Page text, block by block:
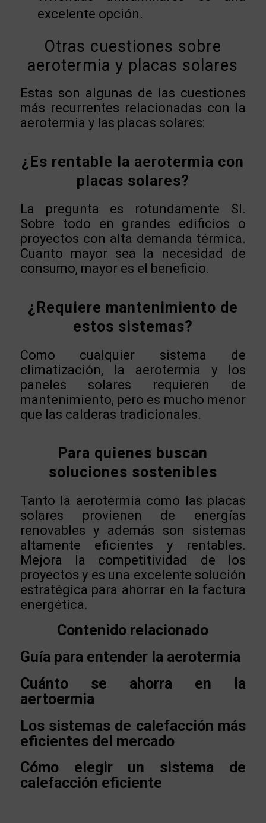
excelente opción.
Otras cuestiones sobre
aerotermia y placas solares
Estas son algunas de las cuestiones
más recurrentes relacionadas con la
aerotermia y las placas solares:
¿Es rentable la aerotermia con
placas solares?
La pregunta es rotundamente SI.
Sobre todo en grandes edificios o
proyectos con alta demanda térmica.
Cuanto mayor sea la necesidad de
consumo, mayor es el beneficio.
¿Requiere mantenimiento de
estos sistemas?
Como cualquier sistema de
climatización, la aerotermia y los
paneles solares requieren de
mantenimiento, pero es mucho menor
que las calderas tradicionales.
Para quienes buscan
soluciones sostenibles
Tanto la aerotermia como las placas
solares provienen de energías
renovables y además son sistemas
altamente eficientes y rentables.
Mejora la competitividad de los
proyectos y es una excelente solución
estratégica para ahorrar en la factura
energética.
Contenido relacionado
Guía para entender la aerotermia
Cuánto se ahorra en la
aertoermia
Los sistemas de calefacción más
eficientes del mercado
Cómo elegir un sistema de
calefacción eficiente